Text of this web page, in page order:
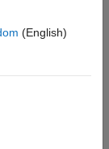
(English)